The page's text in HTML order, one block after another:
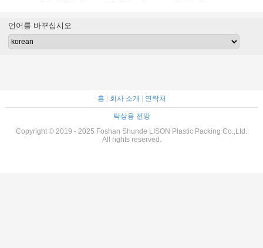
조림으로 만듭니다
언어를 바꾸십시오
홈 | 회사 소개 | 연락처
탁상용 전망
Copyright © 2019 - 2025 Foshan Shunde LISON Plastic Packing Co.,Ltd.
All rights reserved.